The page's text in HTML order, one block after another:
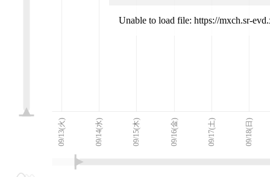
09/12(月)
09/13(火) 09/14(水) 09/15(木) 09/16(金) 09/17(土) 09/18(日)
09/27(火)
Unable to load file: https://mxch.sr-